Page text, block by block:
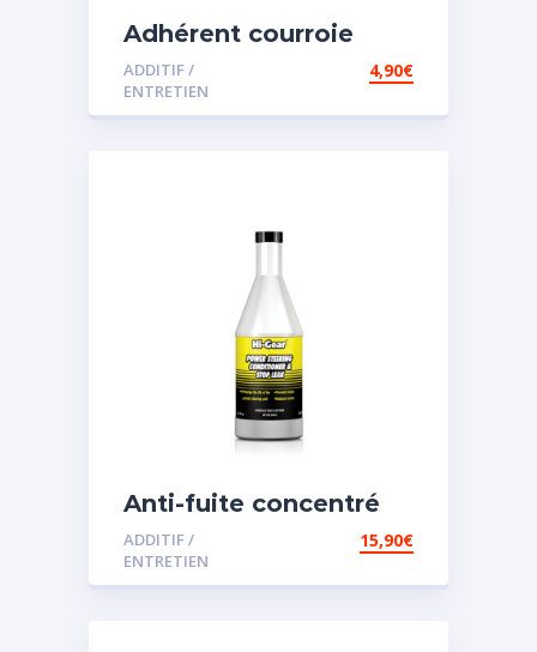
Adhérent courroie
ADDITIF /
ENTRETIEN
4,90€
Anti-fuite concentré
pour direction
assistée
ADDITIF /
ENTRETIEN
15,90€